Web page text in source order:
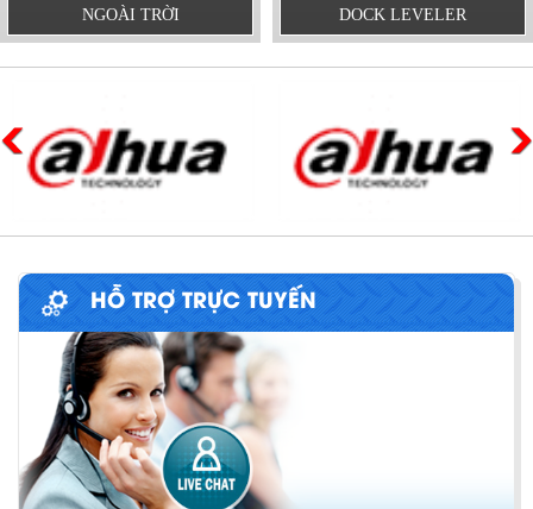
NGOÀI TRỜI
DOCK LEVELER
HỖ TRỢ TRỰC TUYẾN